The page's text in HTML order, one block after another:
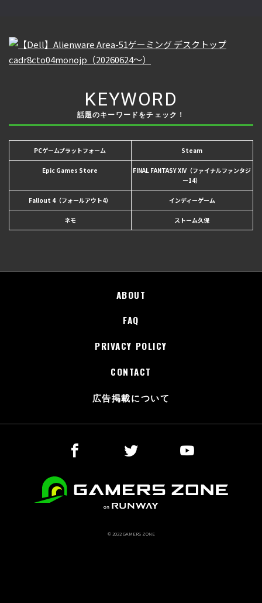
KEYWORD
話題のキーワードをチェック！
PCゲームプラットフォーム Steam
Epic Games Store
FINAL FANTASY XIV（ファイナルファンタジ
ー14）
Fallout 4（フォールアウト4） インディーゲーム
ネモ ストーム久保
ABOUT
FAQ
PRIVACY POLICY
CONTACT
広告掲載について
© 2022 GAMERS ZONE